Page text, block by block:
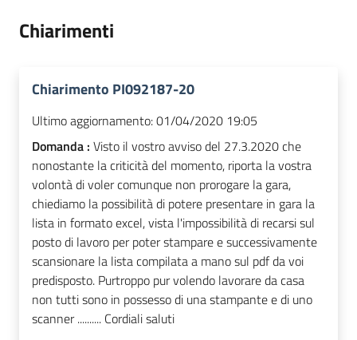
Chiarimenti
Chiarimento PI092187-20
Ultimo aggiornamento:01/04/2020 19:05
Domanda : Visto il vostro avviso del 27.3.2020 che
nonostante la criticità del momento, riporta la vostra
volontà di voler comunque non prorogare la gara,
chiediamo la possibilità di potere presentare in gara la
lista in formato excel, vista l'impossibilità di recarsi sul
posto di lavoro per poter stampare e successivamente
scansionare la lista compilata a mano sul pdf da voi
predisposto. Purtroppo pur volendo lavorare da casa
non tutti sono in possesso di una stampante e di uno
scanner .......... Cordiali saluti